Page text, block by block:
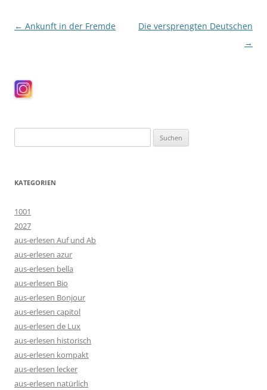
Beitragsnavigation
← Ankunft in der Fremde
Die versprengten Deutschen
→
nach:
KATEGORIEN
1001
2027
aus-erlesen Auf und Ab
aus-erlesen azur
aus-erlesen bella
aus-erlesen Bio
aus-erlesen Bonjour
aus-erlesen capitol
aus-erlesen de Lux
aus-erlesen historisch
aus-erlesen kompakt
aus-erlesen lecker
aus-erlesen natürlich